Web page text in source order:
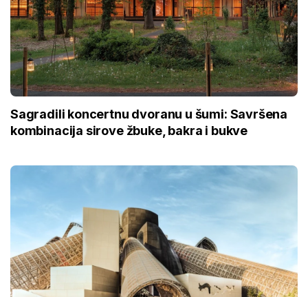
Sagradili koncertnu dvoranu u šumi: Savršena
kombinacija sirove žbuke, bakra i bukve